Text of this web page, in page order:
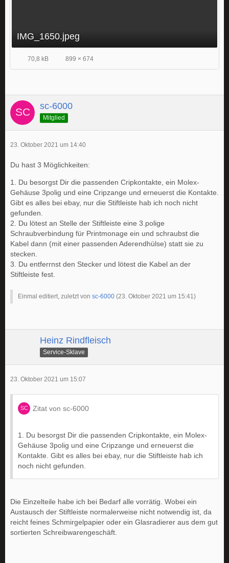
IMG_1650.jpeg
70,8 kB 899 × 674
sc-6000
Mitglied
23. Oktober 2021 um 14:40
Du hast 3 Möglichkeiten:
1. Du besorgst Dir die passenden Cripkontakte, ein Molex-
Gehäuse 3polig und eine Cripzange und erneuerst die Kontakte.
Gibt es alles bei ebay, nur die Stiftleiste hab ich noch nicht
gefunden.
2. Du lötest an Stelle der Stiftleiste eine 3.polige
Schraubverbindung für Printmonage ein und schraubst die
Kabel dann (mit einer passenden Aderendhülse) statt sie zu
stecken.
3. Du entferrnst den Stecker und lötest die Kabel an der
Stiftleiste fest.
Einmal editiert, zuletzt von sc-6000 (23. Oktober 2021 um 15:41)
Heinz Rindfleisch
Service-Sklave
23. Oktober 2021 um 15:07
Zitat von sc-6000
1. Du besorgst Dir die passenden Cripkontakte, ein Molex-
Gehäuse 3polig und eine Cripzange und erneuerst die
Kontakte. Gibt es alles bei ebay, nur die Stiftleiste hab ich
noch nicht gefunden.
Die Einzelteile habe ich bei Bedarf alle vorrätig. Wobei ein
Austausch der Stiftleiste normalerweise nicht notwendig ist, da
reicht feines Schmirgelpapier oder ein Glasradierer aus dem gut
sortierten Schreibwarengeschäft.